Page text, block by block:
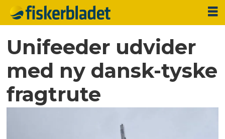
Unifeeder udvider
med ny dansk-tyske
fragtrute